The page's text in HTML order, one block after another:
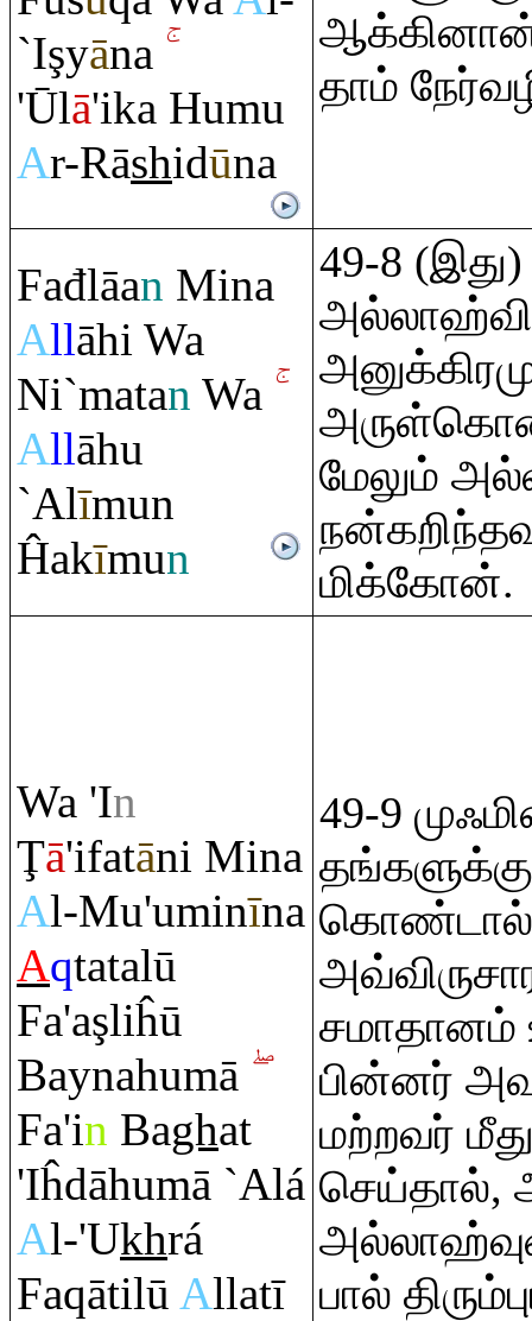
`Işyāna
'Ūlā'ika Humu
Ar-Rāshidūna
தாம்
Fađlāan Mina
Allāhi Wa
Ni`matan Wa
Allāhu
`Alīmun
Ĥakīmun
49-8 (இது)
மேலும்
மிக்கோன்.
Wa 'In
Ţā'ifatāni Mina
Al-Mu'uminīna
Aqtatalū
Fa'aşliĥū
Baynahumā
Fa'in Baghat
'Iĥdāhumā `Alá
Al-'Ukhrá
Faqātilū Allatī
49-9
பின்னர்
மற்றவர்
செய்தால்,
பால்